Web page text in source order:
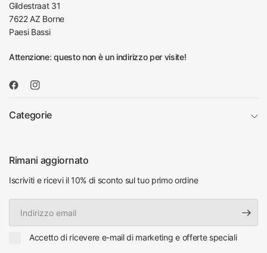
Gildestraat 31
7622 AZ Borne
Paesi Bassi
Attenzione: questo non è un indirizzo per visite!
Categorie
Rimani aggiornato
Iscriviti e ricevi il 10% di sconto sul tuo primo ordine
email
Accetto di ricevere e-mail di marketing e offerte speciali